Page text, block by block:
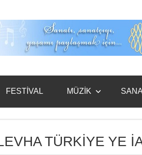
FESTİVAL MÜZİK
TÜRKİYE YE